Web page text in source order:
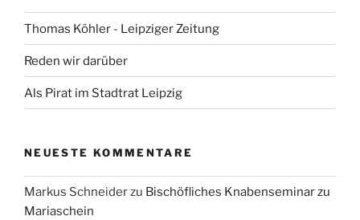
Thomas Köhler - Leipziger Zeitung
Reden wir darüber
Als Pirat im Stadtrat Leipzig
NEUESTE KOMMENTARE
Markus Schneiderzu Bischöfliches Knabenseminar zu
Mariaschein